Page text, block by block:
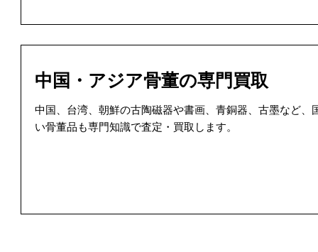
中国・アジア骨董の専門買取
中国、台湾、朝鮮の古陶磁器や書画、青銅器、古墨など、
い骨董品も専門知識で査定・買取します。